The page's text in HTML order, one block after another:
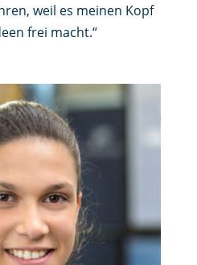
weil es meinen Kopf
frei macht.“